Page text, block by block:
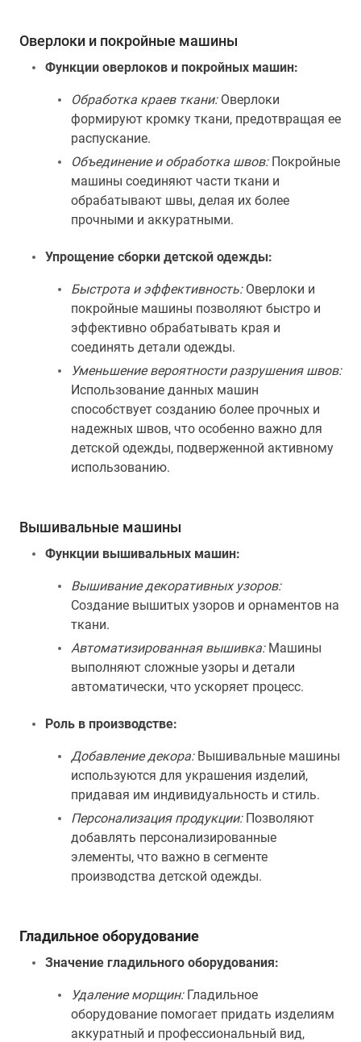
Оверлоки и покройные машины
Функции оверлоков и покройных машин:
Обработка краев ткани:Оверлоки
формируют кромку ткани, предотвращая ее
распускание.
Объединение и обработка швов:Покройные
машины соединяют части ткани и
обрабатывают швы, делая их более
прочными и аккуратными.
Упрощение сборки детской одежды:
Быстрота и эффективность:Оверлоки и
покройные машины позволяют быстро и
эффективно обрабатывать края и
соединять детали одежды.
Уменьшение вероятности разрушения швов:
Использование данных машин
способствует созданию более прочных и
надежных швов, что особенно важно для
детской одежды, подверженной активному
использованию.
Вышивальные машины
Функции вышивальных машин:
Вышивание декоративных узоров:
Создание вышитых узоров и орнаментов на
ткани.
Автоматизированная вышивка:Машины
выполняют сложные узоры и детали
автоматически, что ускоряет процесс.
Роль в производстве:
Добавление декора:Вышивальные машины
используются для украшения изделий,
придавая им индивидуальность и стиль.
Персонализация продукции:Позволяют
добавлять персонализированные
элементы, что важно в сегменте
производства детской одежды.
Гладильное оборудование
Значение гладильного оборудования:
Удаление морщин:Гладильное
оборудование помогает придать изделиям
аккуратный и профессиональный вид,